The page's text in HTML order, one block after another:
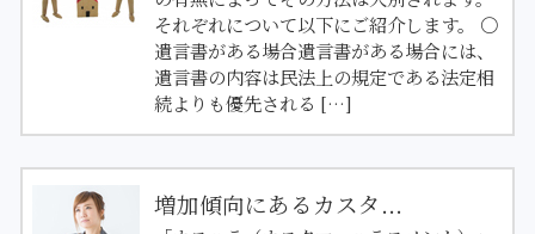
それぞれについて以下にご紹介します。 〇
遺言書がある場合遺言書がある場合には、
遺言書の内容は民法上の規定である法定相
続よりも優先される […]
増加傾向にあるカスタ...